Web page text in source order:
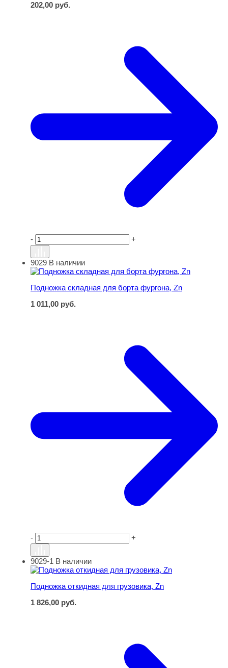
202,00 руб.
- +
Подножка складная для борта фургона, Zn
9029 В наличии
Подножка складная для борта фургона, Zn
1 011,00 руб.
- +
Подножка откидная для грузовика, Zn
9029-1 В наличии
Подножка откидная для грузовика, Zn
1 826,00 руб.